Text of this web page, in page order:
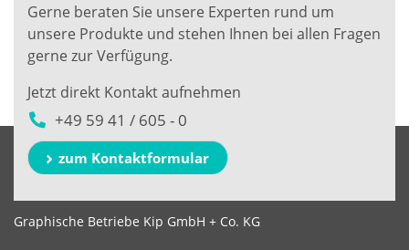
Gerne beraten Sie unsere Experten rund um
unsere Produkte und stehen Ihnen bei allen Fragen
gerne zur Verfügung.
Jetzt direkt Kontakt aufnehmen
+49 59 41 / 605 - 0
zum Kontaktformular
Graphische Betriebe Kip GmbH + Co. KG